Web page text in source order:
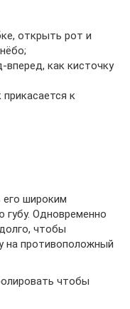
открыть рот и
как кисточку
к
широким
Одновременно
чтобы
на противоположный
чтобы